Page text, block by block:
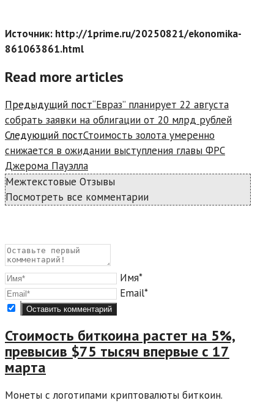
Источник: http://1prime.ru/20250821/ekonomika-
861063861.html
Read more articles
Предыдущий пост“Евраз” планирует 22 августа
собрать заявки на облигации от 20 млрд рублей
Следующий постСтоимость золота умеренно
снижается в ожидании выступления главы ФРС
Джерома Пауэлла
Межтекстовые Отзывы
Посмотреть все комментарии
Имя*
Email*
Стоимость биткоина растет на 5%,
превысив $75 тысяч впервые с 17
марта
Монеты с логотипами криптовалюты биткоин.